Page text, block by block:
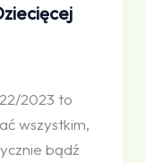
2023 to
wszystkim,
bądź